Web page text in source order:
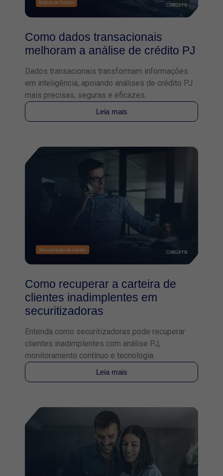
Como dados transacionais
melhoram a análise de crédito PJ
Dados transacionais transformam informações
em inteligência, apoiando análises de crédito PJ
mais precisas, seguras e eficazes.
Leia mais
Como recuperar a carteira de
clientes inadimplentes em
securitizadoras
Entenda como securitizadoras pode recuperar
clientes inadimplentes com análise PJ,
monitoramento contínuo e tecnologia.
Leia mais